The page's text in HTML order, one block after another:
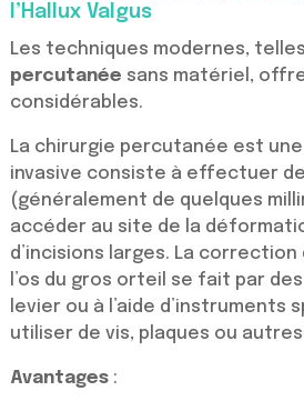
l’Hallux Valgus
Les techniques modernes,
percutanée sans matériel,
considérables.
La chirurgie percutanée est
invasive consiste à effectuer
(généralement de quelques
accéder au site de la
d’incisions larges. La correction
l’os du gros orteil se fait par
levier ou à l’aide d’instruments
utiliser de vis, plaques ou
Avantages: